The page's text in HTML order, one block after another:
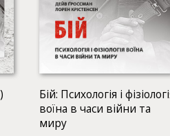
Бій: Психологія і
воїна в часи війни та
миру